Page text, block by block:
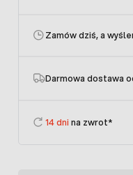
Zamów dziś, a
Darmowa dostawa
14 dni na zwrot*